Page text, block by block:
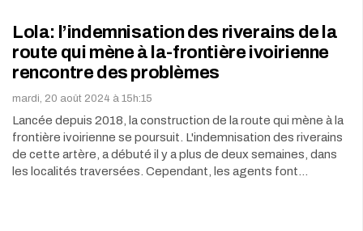
Lola: l’indemnisation des riverains de la
route qui mène à la-frontière ivoirienne
rencontre des problèmes
mardi, 20 août 2024 à 15h:15
Lancée depuis 2018, la construction de la route qui mène à la
frontière ivoirienne se poursuit. L'indemnisation des riverains
de cette artère, a débuté il y a plus de deux semaines, dans
les localités traversées. Cependant, les agents font…